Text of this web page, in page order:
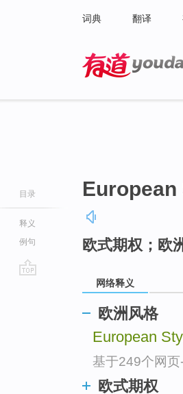
词典 翻译
目录
释义
例句
European
欧式期权；欧
网络释义
欧洲风格
European
基于249个网页
欧式期权